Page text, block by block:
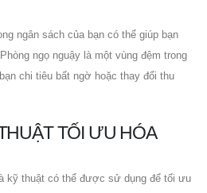
ngân sách của bạn có thể giúp bạn
ngọ nguậy là một vùng đệm trong
chi tiêu bất ngờ hoặc thay đổi thu
TỐI ƯU HÓA
kỹ thuật có thể được sử dụng để tối ưu